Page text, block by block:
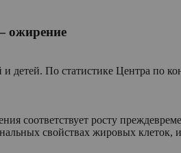
ожирение
детей. По статистике Центра по
соответствует росту
свойствах жировых